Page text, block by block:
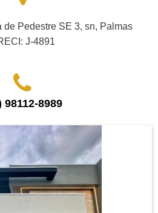
de Pedestre SE 3, sn, Palmas
J-4891
98112-8989